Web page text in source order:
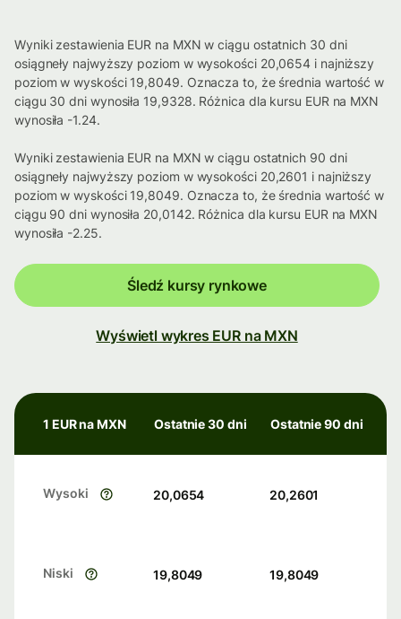
Wyniki zestawienia EUR na MXN w ciągu ostatnich 30 dni
osiągneły najwyższy poziom w wysokości 20,0654 i najniższy
poziom w wyskości 19,8049. Oznacza to, że średnia wartość w
ciągu 30 dni wynosiła 19,9328. Różnica dla kursu EUR na MXN
wynosiła -1.24.
Wyniki zestawienia EUR na MXN w ciągu ostatnich 90 dni
osiągneły najwyższy poziom w wysokości 20,2601 i najniższy
poziom w wyskości 19,8049. Oznacza to, że średnia wartość w
ciągu 90 dni wynosiła 20,0142. Różnica dla kursu EUR na MXN
wynosiła -2.25.
Śledź kursy rynkowe
Wyświetl wykres EUR na MXN
1 EUR na MXN Ostatnie 30 dni Ostatnie 90 dni
Wysoki 20,0654 20,2601
Niski 19,8049 19,8049